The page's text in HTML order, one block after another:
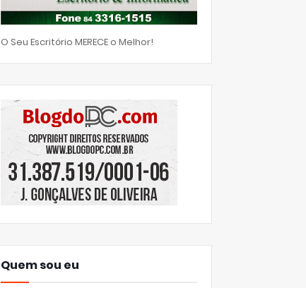
O Seu Escritório MERECE o Melhor!
Quem sou eu